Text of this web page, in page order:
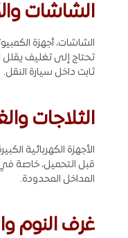
الشاشات
الشاشات، أجهزة
تحتاج إلى تغليف
ثابت داخل سيارة النقل.
الثلاجات
الأجهزة الكهربائية
قبل التحميل، خاصة في
المداخل المحدودة.
غرف النوم